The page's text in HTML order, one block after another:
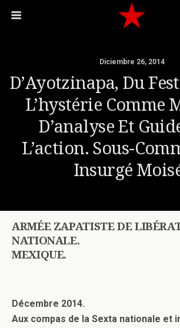
Diciembre 26, 2014
D’Ayotzinapa, Du
L’hystérie Comme
D’analyse Et
L’action. Sous-
Insurgé
ARMÉE ZAPATISTE DE
NATIONALE.
MEXIQUE.
Décembre 2014.
Aux compas de la Sexta nationale et